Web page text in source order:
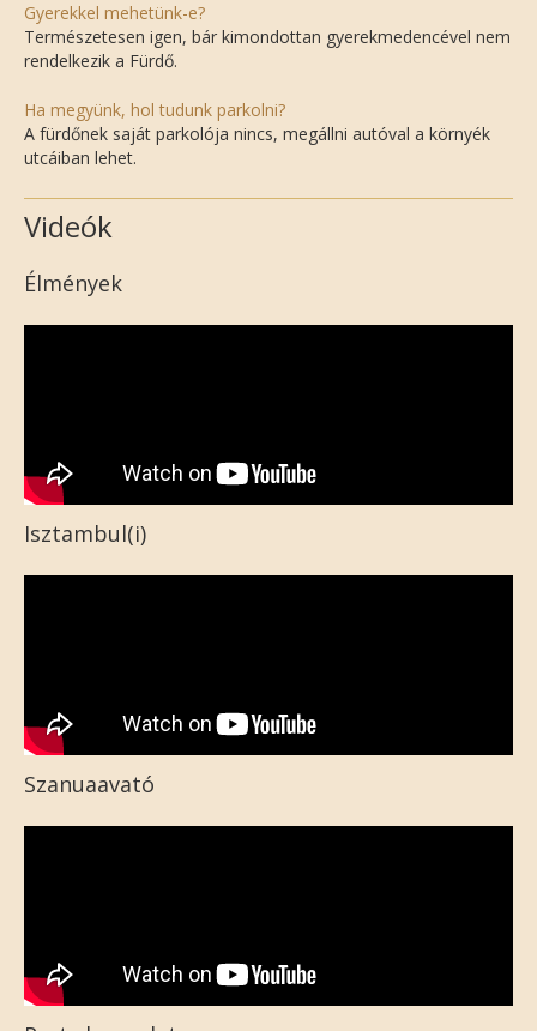
Gyerekkel mehetünk-e?
Természetesen igen, bár kimondottan gyerekmedencével nem
rendelkezik a Fürdő.
Ha megyünk, hol tudunk parkolni?
A fürdőnek saját parkolója nincs, megállni autóval a környék
utcáiban lehet.
Videók
Élmények
Isztambul(i)
Szanuaavató